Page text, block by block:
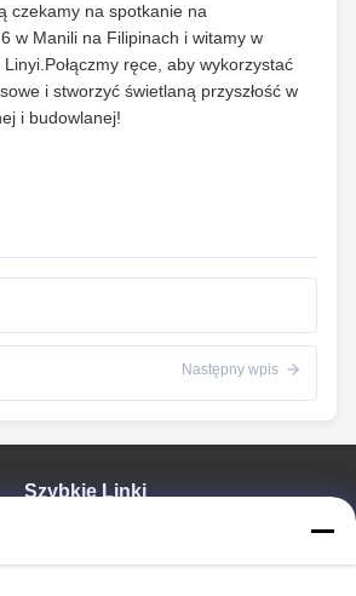
czekamy na spotkanie na
w Manili na Filipinach i witamy w
ręce, aby wykorzystać
i stworzyć świetlaną przyszłość w
i budowlanej!
Następny wpis
Szybkie Linki
Produkty